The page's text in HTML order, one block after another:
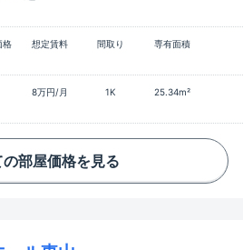
格 想定賃料 間取り
専有面積
8万円/月 1K
25.34m²
部屋価格を見る